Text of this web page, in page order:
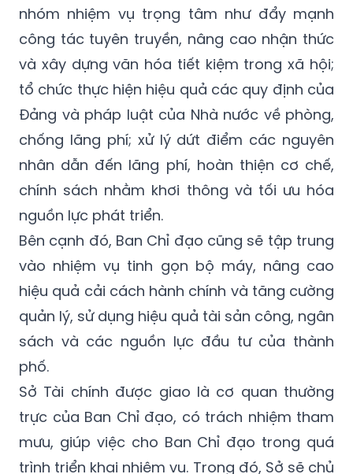
nhóm nhiệm vụ trọng tâm như đẩy mạnh
công tác tuyên truyền, nâng cao nhận thức
và xây dựng văn hóa tiết kiệm trong xã hội;
tổ chức thực hiện hiệu quả các quy định của
Đảng và pháp luật của Nhà nước về phòng,
chống lãng phí; xử lý dứt điểm các nguyên
nhân dẫn đến lãng phí, hoàn thiện cơ chế,
chính sách nhằm khơi thông và tối ưu hóa
nguồn lực phát triển.
Bên cạnh đó, Ban Chỉ đạo cũng sẽ tập trung
vào nhiệm vụ tinh gọn bộ máy, nâng cao
hiệu quả cải cách hành chính và tăng cường
quản lý, sử dụng hiệu quả tài sản công, ngân
sách và các nguồn lực đầu tư của thành
phố.
Sở Tài chính được giao là cơ quan thường
trực của Ban Chỉ đạo, có trách nhiệm tham
mưu, giúp việc cho Ban Chỉ đạo trong quá
trình triển khai nhiệm vụ. Trong đó, Sở sẽ chủ